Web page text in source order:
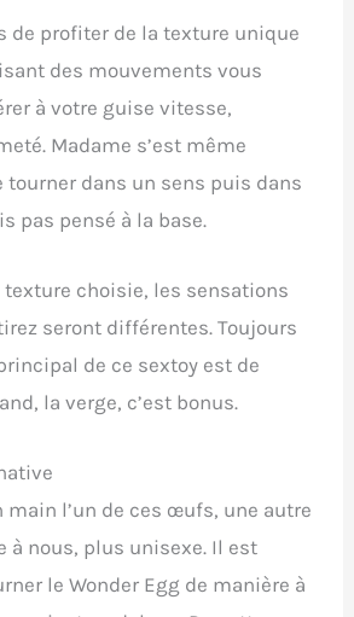
de profiter de la texture unique
des mouvements vous
à votre guise vitesse,
Madame s’est même
tourner dans un sens puis dans
pas pensé à la base.
choisie, les sensations
seront différentes. Toujours
de ce sextoy est de
la verge, c’est bonus.
main l’un de ces œufs, une autre
à nous, plus unisexe. Il est
le Wonder Egg de manière à